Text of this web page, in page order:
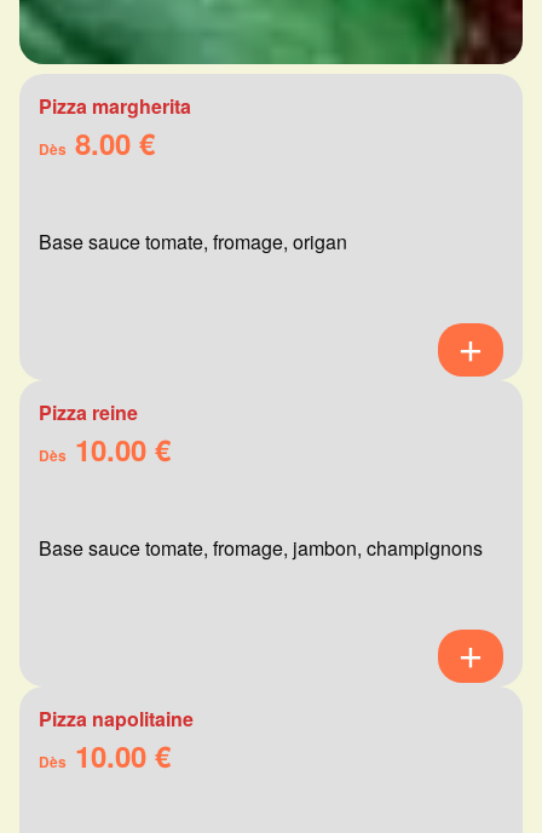
Pizza margherita
Dès 8.00 €
Base sauce tomate, fromage, origan
Pizza reine
Dès 10.00 €
Base sauce tomate, fromage, jambon, champignons
Pizza napolitaine
Dès 10.00 €